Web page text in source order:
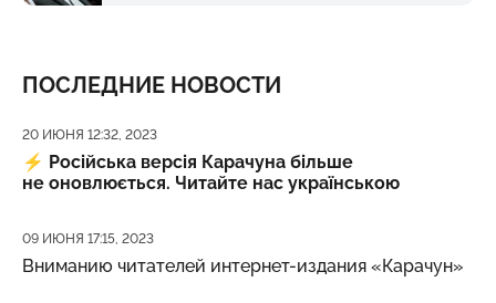
ПОСЛЕДНИЕ НОВОСТИ
Дата публикации
20 ИЮНЯ 12:32, 2023
⚡️ Російська версія Карачуна більше
не оновлюється. Читайте нас українською
Дата публикации
09 ИЮНЯ 17:15, 2023
Вниманию читателей интернет-издания «Карачун»